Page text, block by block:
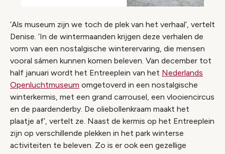
‘Als museum zijn we toch de plek van het verhaal’, vertelt
Denise. ‘In de wintermaanden krijgen deze verhalen de
vorm van een nostalgische winterervaring, die mensen
vooral sámen kunnen komen beleven. Van december tot
half januari wordt het Entreeplein van het Nederlands
Openluchtmuseum omgetoverd in een nostalgische
winterkermis, met een grand carrousel, een vlooiencircus
en de paardenderby. De oliebollenkraam maakt het
plaatje af’, vertelt ze. Naast de kermis op het Entreeplein
zijn op verschillende plekken in het park winterse
activiteiten te beleven. Zo is er ook een gezellige